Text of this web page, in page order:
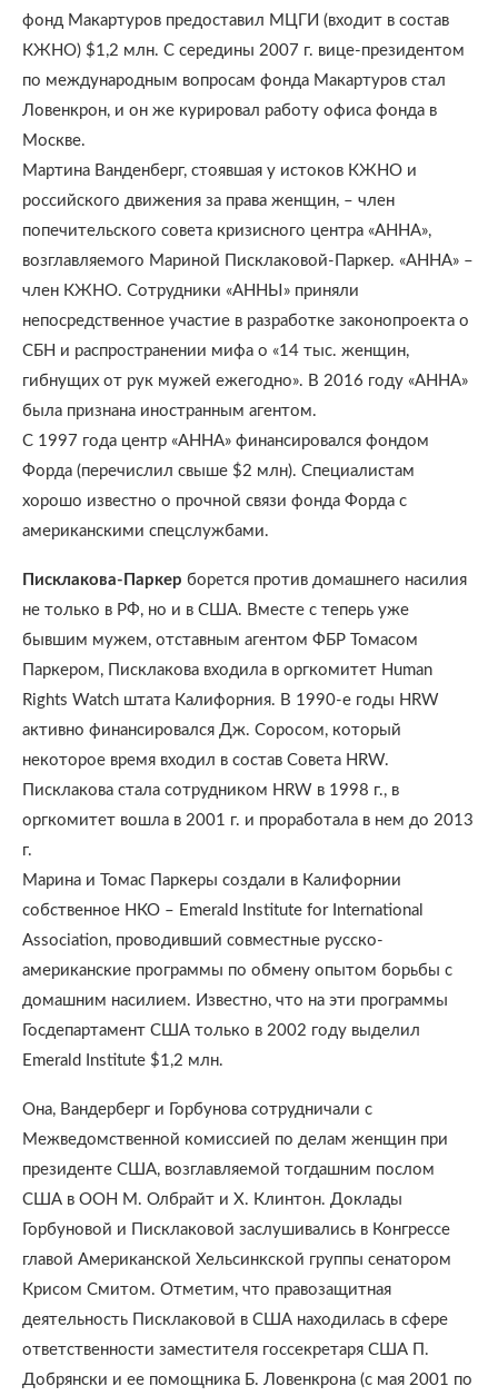
фонд Макартуров предоставил МЦГИ (входит в состав
КЖНО) $1,2 млн. С середины 2007 г. вице-президентом
по международным вопросам фонда Макартуров стал
Ловенкрон, и он же курировал работу офиса фонда в
Москве.
Мартина Ванденберг, стоявшая у истоков КЖНО и
российского движения за права женщин, – член
попечительского совета кризисного центра «АННА»,
возглавляемого Мариной Писклаковой-Паркер. «АННА» –
член КЖНО. Сотрудники «АННЫ» приняли
непосредственное участие в разработке законопроекта о
СБН и распространении мифа о «14 тыс. женщин,
гибнущих от рук мужей ежегодно». В 2016 году «АННА»
была признана иностранным агентом.
С 1997 года центр «АННА» финансировался фондом
Форда (перечислил свыше $2 млн). Специалистам
хорошо известно о прочной связи фонда Форда с
американскими спецслужбами.
Писклакова-Паркер борется против домашнего насилия
не только в РФ, но и в США. Вместе с теперь уже
бывшим мужем, отставным агентом ФБР Томасом
Паркером, Писклакова входила в оргкомитет Human
Rights Watch штата Калифорния. В 1990-е годы HRW
активно финансировался Дж. Соросом, который
некоторое время входил в состав Совета HRW.
Писклакова стала сотрудником HRW в 1998 г., в
оргкомитет вошла в 2001 г. и проработала в нем до 2013
г.
Марина и Томас Паркеры создали в Калифорнии
собственное НКО – Emerald Institute for International
Association, проводивший совместные русско-
американские программы по обмену опытом борьбы с
домашним насилием. Известно, что на эти программы
Госдепартамент США только в 2002 году выделил
Emerald Institute $1,2 млн.
Она, Вандерберг и Горбунова сотрудничали с
Межведомственной комиссией по делам женщин при
президенте США, возглавляемой тогдашним послом
США в ООН М. Олбрайт и Х. Клинтон. Доклады
Горбуновой и Писклаковой заслушивались в Конгрессе
главой Американской Хельсинкской группы сенатором
Крисом Смитом. Отметим, что правозащитная
деятельность Писклаковой в США находилась в сфере
ответственности заместителя госсекретаря США П.
Добрянски и ее помощника Б. Ловенкрона (с мая 2001 по